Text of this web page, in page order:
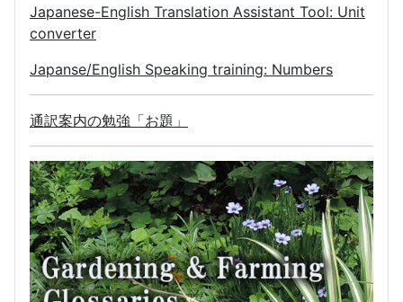
Japanese-English Translation Assistant Tool: Unit
converter
Japanse/English Speaking training: Numbers
通訳案内の勉強「お題」